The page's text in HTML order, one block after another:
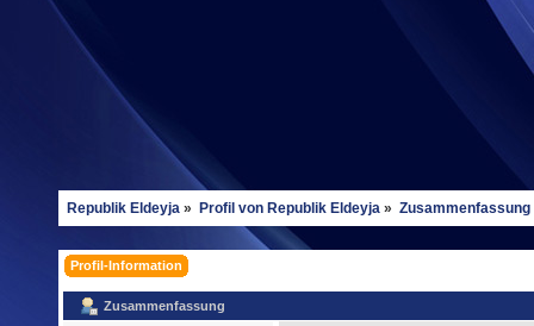
Republik Eldeyja » Profil von Republik Eldeyja» Zusammenfassung
Profil-Information
Zusammenfassung